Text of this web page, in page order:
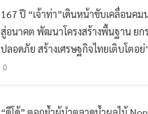
167 ปี “เจ้าท่า”เดินหน้าขับเคลื่อนคม
สู่อนาคต พัฒนาโครงสร้างพื้นฐาน ยก
ปลอดภัย สร้างเศรษฐกิจไทยเติบโตอย่
0